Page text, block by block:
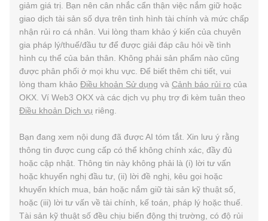
giảm giá trị. Bạn nên cân nhắc cẩn thận việc nắm giữ hoặc
giao dịch tài sản số dựa trên tình hình tài chính và mức chấp
nhận rủi ro cá nhân. Vui lòng tham khảo ý kiến của chuyên
gia pháp lý/thuế/đầu tư để được giải đáp câu hỏi về tình
hình cụ thể của bản thân. Không phải sản phẩm nào cũng
được phân phối ở mọi khu vực. Để biết thêm chi tiết, vui
lòng tham khảo Điều khoản Sử dụng và Cảnh báo rủi ro của
OKX. Ví Web3 OKX và các dịch vụ phụ trợ đi kèm tuân theo
Điều khoản Dịch vụ riêng.
Bạn đang xem nội dung đã được AI tóm tắt. Xin lưu ý rằng
thông tin được cung cấp có thể không chính xác, đầy đủ
hoặc cập nhật. Thông tin này không phải là (i) lời tư vấn
hoặc khuyến nghị đầu tư, (ii) lời đề nghị, kêu gọi hoặc
khuyến khích mua, bán hoặc nắm giữ tài sản kỹ thuật số,
hoặc (iii) lời tư vấn về tài chính, kế toán, pháp lý hoặc thuế.
Tài sản kỹ thuật số đều chịu biến động thị trường, có độ rủi